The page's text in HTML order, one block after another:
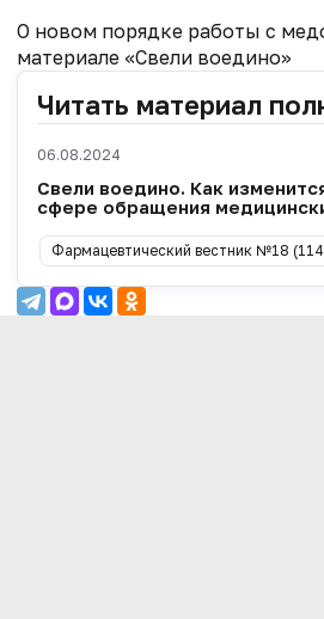
О новом порядке работы с
материале «Свели воедино»
Читать материал
06.08.2024
Свели воедино. Как
сфере обращения
Фармацевтический вестник №18